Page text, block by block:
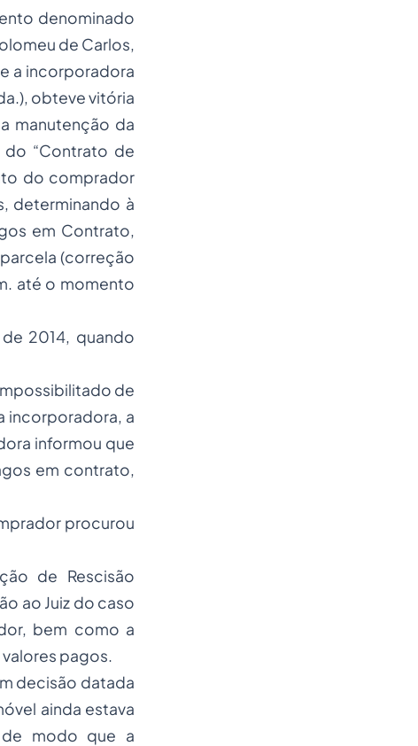
denominado
de Carlos,
a incorporadora
obteve vitória
manutenção da
do “Contrato de
do comprador
determinando à
em Contrato,
(correção
até o momento
2014, quando
de
incorporadora, a
informou que
em contrato,
procurou
de Rescisão
ao Juiz do caso
bem como a
pagos.
decisão datada
ainda estava
modo que a